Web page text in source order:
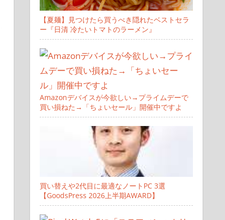
【夏麺】見つけたら買うべき隠れたベストセラ
ー『日清 冷たいトマトのラーメン』
Amazonデバイスが今欲しい→プライムデーで
買い損ねた→「ちょいセール」開催中ですよ
買い替えや2代目に最適なノートPC 3選
【GoodsPress 2026上半期AWARD】